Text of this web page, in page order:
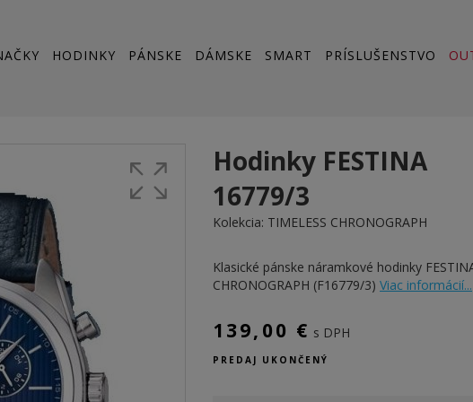
HODINKY PÁNSKE DÁMSKE SMART PRÍSLUŠENSTVO
Hodinky FESTINA
16779/3
Kolekcia: TIMELESS CHRONOGRAPH
Klasické pánske náramkové hodinky
CHRONOGRAPH (F16779/3) Viac informácií...
139,00 € s DPH
PREDAJ UKONČENÝ